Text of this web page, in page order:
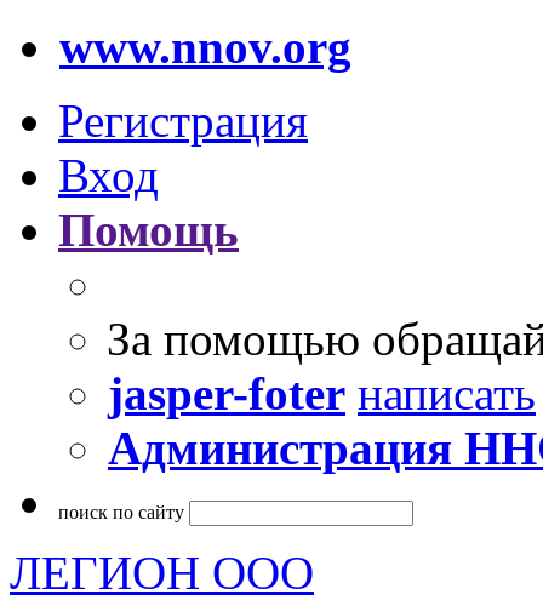
www.nnov.org
Регистрация
Вход
Помощь
За помощью
jasper-foter написать
Администрация
поиск по сайту
ЛЕГИОН ООО